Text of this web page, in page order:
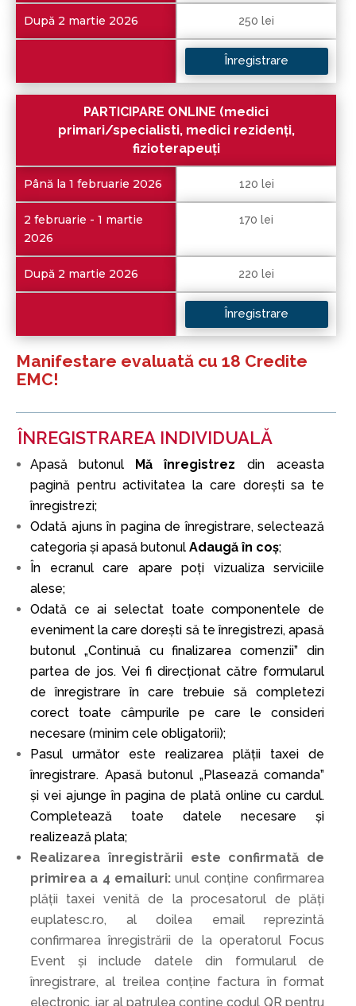
După 2 martie 2026 250 lei
Înregistrare
Până la 1 februarie 2026
2 februarie - 1 martie
2026
După 2 martie 2026
PARTICIPARE ONLINE (medici
primari/specialisti, medici rezidenți,
fizioterapeuți
120 lei
170 lei
220 lei
Înregistrare
Manifestare evaluată cu 18 Credite
EMC!
ÎNREGISTRAREA INDIVIDUALĂ
Apasă butonul Mă înregistrez din aceasta
pagină pentru activitatea la care doreşti sa te
înregistrezi;
Odată ajuns în pagina de înregistrare, selectează
categoria şi apasă butonul Adaugă în coş;
În ecranul care apare poți vizualiza serviciile
alese;
Odată ce ai selectat toate componentele de
eveniment la care doreşti să te înregistrezi, apasă
butonul „Continuă cu finalizarea comenzii” din
partea de jos. Vei fi direcționat către formularul
de înregistrare în care trebuie să completezi
corect toate câmpurile pe care le consideri
necesare (minim cele obligatorii);
Pasul următor este realizarea plății taxei de
înregistrare. Apasă butonul „Plasează comanda”
şi vei ajunge în pagina de plată online cu cardul.
Completează toate datele necesare şi
realizează plata;
Realizarea înregistrării este confirmată de
primirea a 4 emailuri: unul conține confirmarea
plății taxei venită de la procesatorul de plăți
euplatesc.ro, al doilea email reprezintă
confirmarea înregistrării de la operatorul Focus
Event şi include datele din formularul de
înregistrare, al treilea conține factura în format
electronic, iar al patrulea conține codul QR pentru